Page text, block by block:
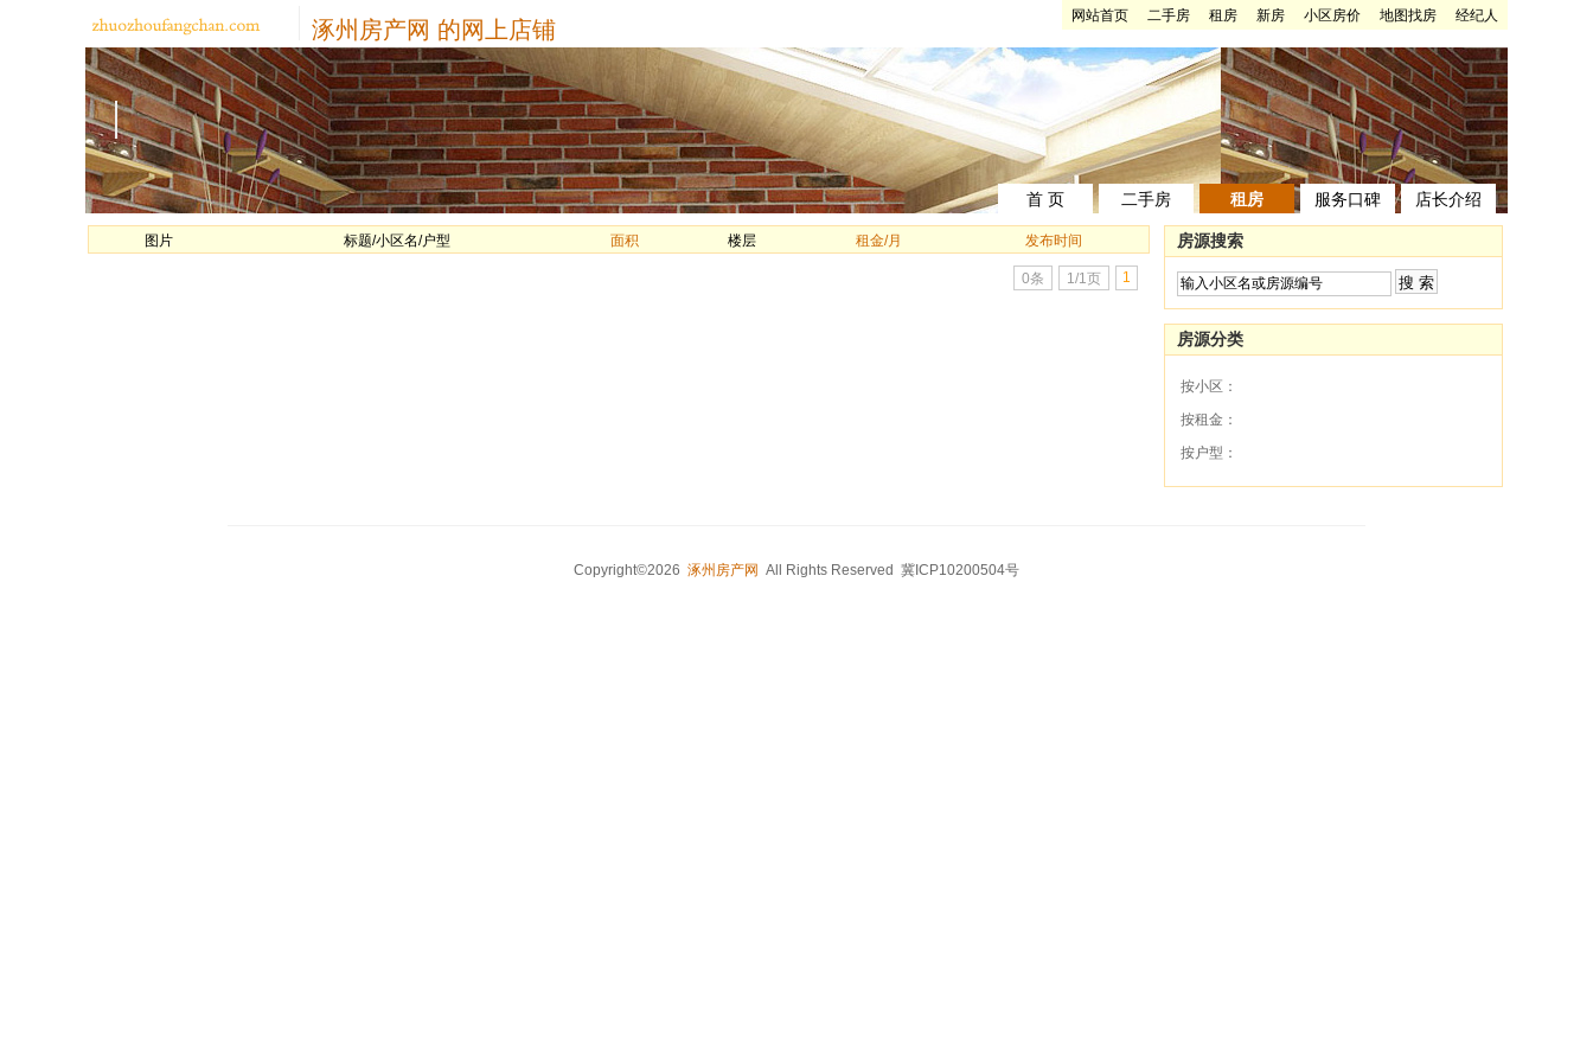
涿州房产网 的网上店铺
网站首页 二手房 租房 新房 小区房价 地图找房 经纪人
首 页 二手房 租房 服务口碑 店长介绍
图片 标题/小区名/户型 面积 楼层 租金/月 发布时间
0条 1/1页 1
房源搜索
房源分类
按小区：
按租金：
按户型：
Copyright©2026 涿州房产网 All Rights Reserved 冀ICP10200504号